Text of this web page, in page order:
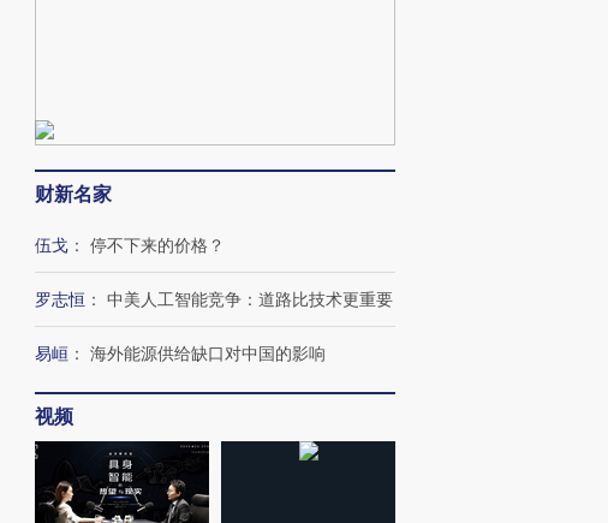
财新名家
伍戈 ： 停不下来的价格？
罗志恒 ： 中美人工智能竞争：道路比技术更重要
易峘 ： 海外能源供给缺口对中国的影响
视频